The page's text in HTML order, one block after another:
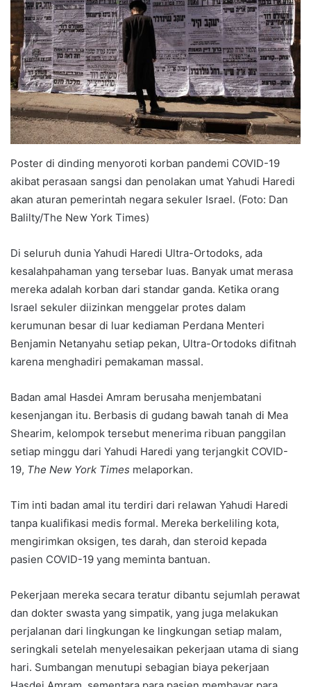
Poster di dinding menyoroti korban pandemi COVID-19
akibat perasaan sangsi dan penolakan umat Yahudi Haredi
akan aturan pemerintah negara sekuler Israel. (Foto: Dan
Balilty/The New York Times)
Di seluruh dunia Yahudi Haredi Ultra-Ortodoks, ada
kesalahpahaman yang tersebar luas. Banyak umat merasa
mereka adalah korban dari standar ganda. Ketika orang
Israel sekuler diizinkan menggelar protes dalam
kerumunan besar di luar kediaman Perdana Menteri
Benjamin Netanyahu setiap pekan, Ultra-Ortodoks difitnah
karena menghadiri pemakaman massal.
Badan amal Hasdei Amram berusaha menjembatani
kesenjangan itu. Berbasis di gudang bawah tanah di Mea
Shearim, kelompok tersebut menerima ribuan panggilan
setiap minggu dari Yahudi Haredi yang terjangkit COVID-
19, The New York Times melaporkan.
Tim inti badan amal itu terdiri dari relawan Yahudi Haredi
tanpa kualifikasi medis formal. Mereka berkeliling kota,
mengirimkan oksigen, tes darah, dan steroid kepada
pasien COVID-19 yang meminta bantuan.
Pekerjaan mereka secara teratur dibantu sejumlah perawat
dan dokter swasta yang simpatik, yang juga melakukan
perjalanan dari lingkungan ke lingkungan setiap malam,
seringkali setelah menyelesaikan pekerjaan utama di siang
hari. Sumbangan menutupi sebagian biaya pekerjaan